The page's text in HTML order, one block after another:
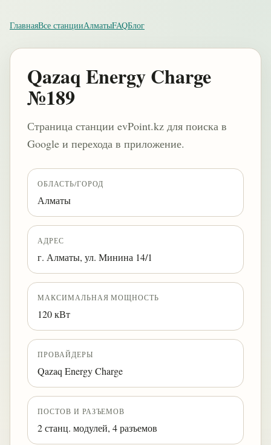
ГлавнаяВсе станцииАлматыFAQБлог
Qazaq Energy Charge
№189
Страница станции evPoint.kz для поиска в
Google и перехода в приложение.
ОБЛАСТЬ/ГОРОД
Алматы
АДРЕС
г. Алматы, ул. Минина 14/1
МАКСИМАЛЬНАЯ МОЩНОСТЬ
120 кВт
ПРОВАЙДЕРЫ
Qazaq Energy Charge
ПОСТОВ И РАЗЪЕМОВ
2 станц. модулей, 4 разъемов